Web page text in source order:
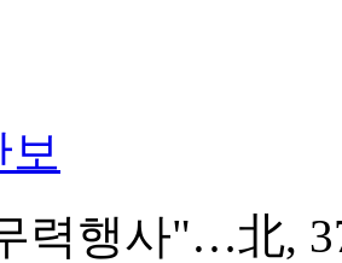
보
력행사"…北,